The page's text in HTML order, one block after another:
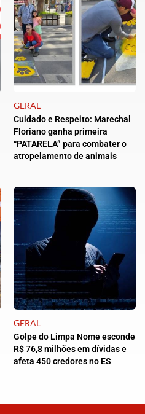
GERAL
Cuidado e Respeito: Marechal
Floriano ganha primeira
“PATARELA” para combater o
atropelamento de animais
GERAL
Golpe do Limpa Nome esconde
R$ 76,8 milhões em dívidas e
afeta 450 credores no ES